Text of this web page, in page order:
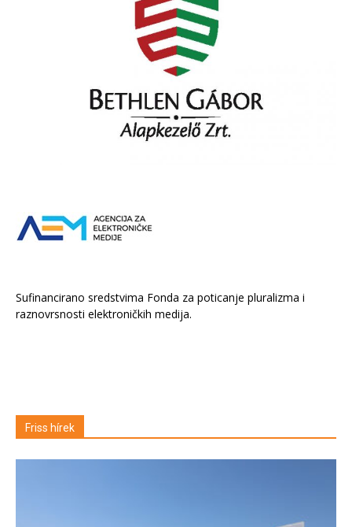
Sufinancirano sredstvima Fonda za poticanje pluralizma i
raznovrsnosti elektroničkih medija.
Friss hírek